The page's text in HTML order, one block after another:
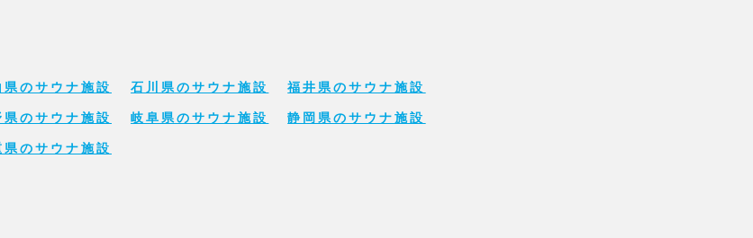
県のサウナ施設 石川県のサウナ施設 福井県のサウナ施設
県のサウナ施設 岐阜県のサウナ施設 静岡県のサウナ施設
県のサウナ施設